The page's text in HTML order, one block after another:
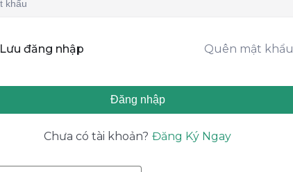
Lưu đăng nhập Quên mật
Đăng nhập
Chưa có tài khoản? Đăng Ký Ngay